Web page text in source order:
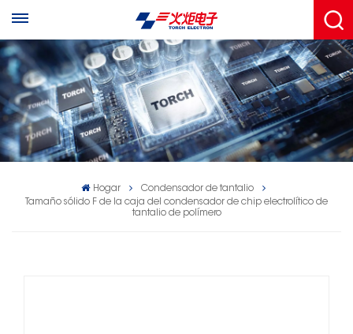
Hogar
Condensador de tantalio
Tamaño sólido F de la caja del condensador de chip electrolítico de
tantalio de polímero